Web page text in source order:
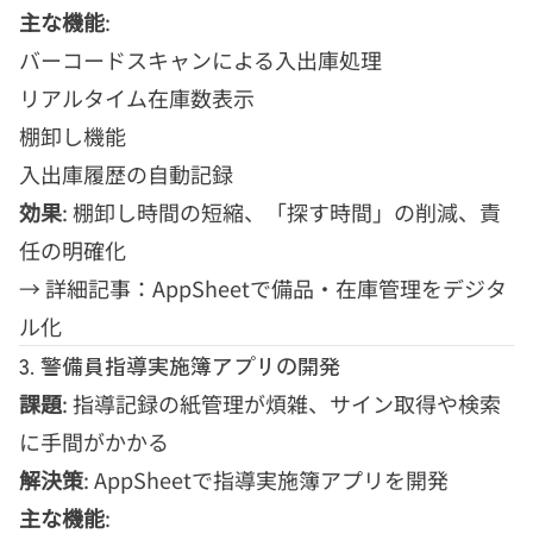
主な機能:
バーコードスキャンによる入出庫処理
リアルタイム在庫数表示
棚卸し機能
入出庫履歴の自動記録
効果: 棚卸し時間の短縮、「探す時間」の削減、責
任の明確化
→詳細記事：AppSheetで備品・在庫管理をデジタ
ル化
3. 警備員指導実施簿アプリの開発
課題: 指導記録の紙管理が煩雑、サイン取得や検索
に手間がかかる
解決策: AppSheetで指導実施簿アプリを開発
主な機能: